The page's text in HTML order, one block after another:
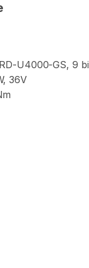
RD-U4000-GS​,​ 9
​,​ 36V